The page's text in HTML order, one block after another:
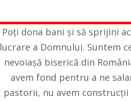
Poți dona bani și să sprijini
lucrare a Domnului. Suntem
nevoiașă biserică din
avem fond pentru a ne
pastorii, nu avem construcții